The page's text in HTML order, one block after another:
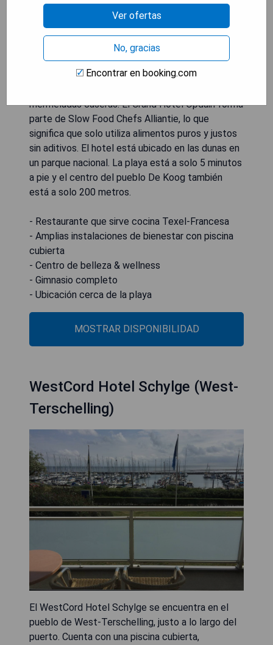
Grand Hotel Opduin están decoradas con buen
gusto y tienen baño privado con bañera. Incluyen
TV de pantalla plana, zona de estar y cafetera
espresso. Todos los días, el hotel ofrece un
buffet típico texano para el desayuno que incluye
mermeladas caseras. El Grand Hotel Opduin forma
parte de Slow Food Chefs Alliantie, lo que
significa que solo utiliza alimentos puros y justos
sin aditivos. El hotel está ubicado en las dunas en
un parque nacional. La playa está a solo 5 minutos
a pie y el centro del pueblo De Koog también
está a solo 200 metros.
- Restaurante que sirve cocina Texel-Francesa
- Amplias instalaciones de bienestar con piscina
cubierta
- Centro de belleza & wellness
- Gimnasio completo
- Ubicación cerca de la playa
MOSTRAR DISPONIBILIDAD
WestCord Hotel Schylge (West-
Terschelling)
El WestCord Hotel Schylge se encuentra en el
pueblo de West-Terschelling, justo a lo largo del
puerto. Cuenta con una piscina cubierta,
Ver ofertas
No, gracias
Encontrar en booking.com